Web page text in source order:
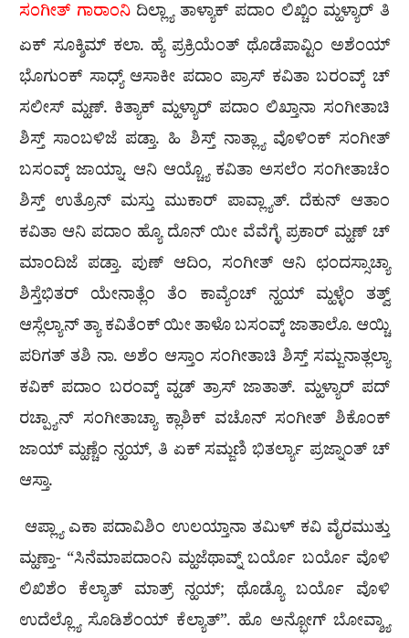
ಸಂಗೀತ್ಗಾರಾಂನಿದಿಲ್ಲ್ಯಾ ತಾಳ್ಯಾಕ್ ಪದಾಂ ಲಿಖ್ಚಿಂ ಮ್ಹಳ್ಯಾರ್ ತಿ
ಏಕ್ ಸೂಕ್ಶಿಮ್ ಕಲಾ. ಹ್ಯೆ ಪ್ರಕ್ರಿಯೆಂತ್ ಥೊಡೆಪಾವ್ಟಿಂ ಅಶೆಂಯ್
ಭೊಗುಂಕ್ ಸಾಧ್ಯ್ ಆಸಾಕೀ ಪದಾಂ ಪ್ರಾಸ್ ಕವಿತಾ ಬರಂವ್ಕ್ ಚ್
ಸಲೀಸ್ ಮ್ಹಣ್. ಕಿತ್ಯಾಕ್ ಮ್ಹಳ್ಯಾರ್ ಪದಾಂ ಲಿಖ್ತಾನಾ ಸಂಗೀತಾಚಿ
ಶಿಸ್ತ್ ಸಾಂಬಳಿಜೆ ಪಡ್ತಾ. ಹಿ ಶಿಸ್ತ್ ನಾತ್ಲ್ಯಾ ವೊಳಿಂಕ್ ಸಂಗೀತ್
ಬಸಂವ್ಕ್ ಜಾಯ್ನಾ. ಆನಿ ಆಯ್ಚ್ಯೊ ಕವಿತಾ ಅಸಲೆಂ ಸಂಗೀತಾಚೆಂ
ಶಿಸ್ತ್ ಉತ್ರೊನ್ ಮಸ್ತು ಮುಕಾರ್ ಪಾವ್ಲ್ಯಾತ್. ದೆಕುನ್ ಆತಾಂ
ಕವಿತಾ ಆನಿ ಪದಾಂ ಹ್ಯೊ ದೊನ್ ಯೀ ವೆವೆಗ್ಳೆ ಪ್ರಕಾರ್ ಮ್ಹಣ್ ಚ್
ಮಾಂದಿಜೆ ಪಡ್ತಾ. ಪುಣ್ ಆದಿಂ, ಸಂಗೀತ್ ಆನಿ ಛಂದಸ್ಸಾಚ್ಯಾ
ಶಿಸ್ತೆಭಿತರ್ ಯೇನಾತ್ಲೆಂ ತೆಂ ಕಾವ್ಯೆಂಚ್ ನ್ಹಯ್ ಮ್ಹಳ್ಳೆಂ ತತ್ವ್
ಆಸ್ಲೆಲ್ಯಾನ್ ತ್ಯಾ ಕವಿತೆಂಕ್ ಯೀ ತಾಳೊ ಬಸಂವ್ಕ್ ಜಾತಾಲೊ. ಆಯ್ಚಿ
ಪರಿಗತ್ ತಶಿ ನಾ. ಅಶೆಂ ಆಸ್ತಾಂ ಸಂಗೀತಾಚಿ ಶಿಸ್ತ್ ಸಮ್ಜನಾತ್ಲಲ್ಯಾ
ಕವಿಕ್ ಪದಾಂ ಬರಂವ್ಕ್ ವ್ಹಡ್ ತ್ರಾಸ್ ಜಾತಾತ್. ಮ್ಹಳ್ಯಾರ್ ಪದ್
ರಚ್ಪ್ಯಾನ್ ಸಂಗೀತಾಚ್ಯಾ ಕ್ಲಾಶಿಕ್ ವಚೊನ್ ಸಂಗೀತ್ ಶಿಕೊಂಕ್
ಜಾಯ್ ಮ್ಹಣ್ಚೆಂ ನ್ಹಯ್, ತಿ ಏಕ್ ಸಮ್ಜಣಿ ಭಿತರ್ಲ್ಯಾ ಪ್ರಜ್ನಾಂತ್ ಚ್
ಆಸ್ತಾ.
ಆಪ್ಲ್ಯಾ ಎಕಾ ಪದಾವಿಶಿಂ ಉಲಯ್ತಾನಾ ತಮಿಳ್ ಕವಿ ವೈರಮುತ್ತು
ಮ್ಹಣ್ತಾ- “ಸಿನೆಮಾಪದಾಂನಿ ಮ್ಹಜೆಥಾವ್ನ್ ಬರ್ಯೊ ಬರ್ಯೊ ವೊಳಿ
ಲಿಖಿಶೆಂ ಕೆಲ್ಯಾತ್ ಮಾತ್ರ್ ನ್ಹಯ್; ಥೊಡ್ಯೊ ಬರ್ಯೊ ವೊಳಿ
ಉದೆಲ್ಲ್ಯೊ ಸೊಡಿಶೆಂಯ್ ಕೆಲ್ಯಾತ್”. ಹೊ ಅನ್ಭೋಗ್ ಬೋವ್ಶ್ಯಾ